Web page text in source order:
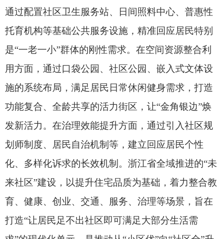
筑牢“四好”格局的系统支撑
好城区作为最高层级空间，是“四好”的宏观载
体，核心是通过统筹规划建设，为“好房子”、好小
统筹推进地下综合管廊、供水排水、燃气供热等市
政基础设施的更新改造，以城市“里子”工程保障性
住房基础运行安全。在职住平衡方面，科学统筹城
市空间布局，推动产业园区与居住片区协同发展，
从源头上减少居民长距离通勤负担。在生态提升方
公园绿地开放共享，让“好房子”的微观品质与城区
宏观生态形成呼应。在智慧赋能方面，加快建设智
慧城市平台，整合政务服务、民生保障、安全监管
等功能，以科技赋能提升城市治理精细化水平。
“四好”体系层层递进、环环相扣，构成了从微